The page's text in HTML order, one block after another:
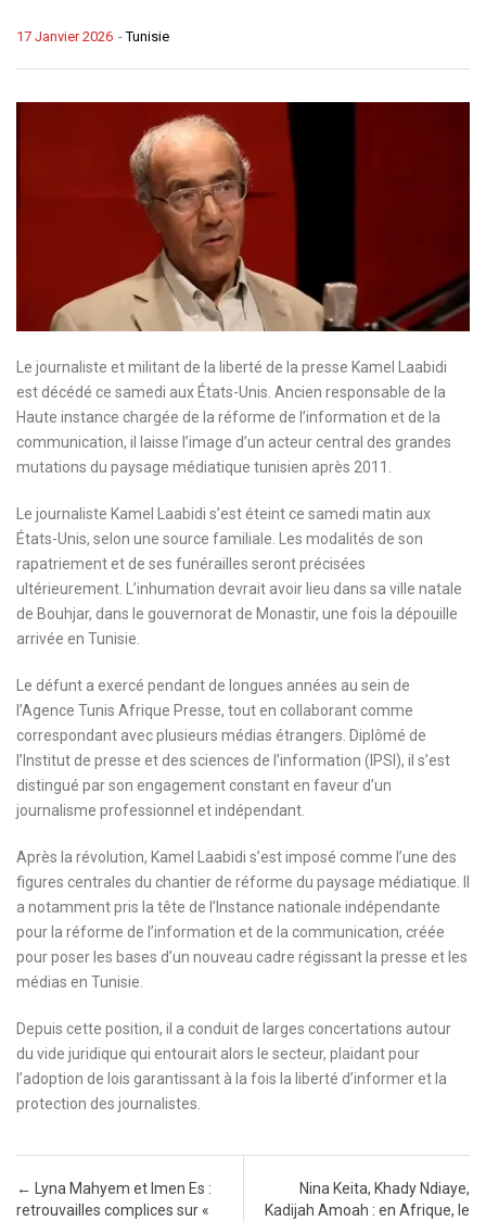
-Tunisie
17 Janvier 2026
Le journaliste et militant de la liberté de la presse Kamel Laabidi
est décédé ce samedi aux États-Unis. Ancien responsable de la
Haute instance chargée de la réforme de l’information et de la
communication, il laisse l’image d’un acteur central des grandes
mutations du paysage médiatique tunisien après 2011.
Le journaliste Kamel Laabidi s’est éteint ce samedi matin aux
États-Unis, selon une source familiale. Les modalités de son
rapatriement et de ses funérailles seront précisées
ultérieurement. L’inhumation devrait avoir lieu dans sa ville natale
de Bouhjar, dans le gouvernorat de Monastir, une fois la dépouille
arrivée en Tunisie.
Le défunt a exercé pendant de longues années au sein de
l’Agence Tunis Afrique Presse, tout en collaborant comme
correspondant avec plusieurs médias étrangers. Diplômé de
l’Institut de presse et des sciences de l’information (IPSI), il s’est
distingué par son engagement constant en faveur d’un
journalisme professionnel et indépendant.
Après la révolution, Kamel Laabidi s’est imposé comme l’une des
figures centrales du chantier de réforme du paysage médiatique. Il
a notamment pris la tête de l’Instance nationale indépendante
pour la réforme de l’information et de la communication, créée
pour poser les bases d’un nouveau cadre régissant la presse et les
médias en Tunisie.
Depuis cette position, il a conduit de larges concertations autour
du vide juridique qui entourait alors le secteur, plaidant pour
l’adoption de lois garantissant à la fois la liberté d’informer et la
protection des journalistes.
Post navigation
← Lyna Mahyem et Imen Es :
retrouvailles complices sur «
Nina Keita, Khady Ndiaye,
Kadijah Amoah : en Afrique, le